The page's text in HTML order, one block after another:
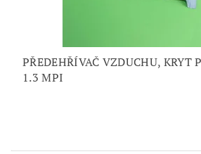
PŘEDEHŘÍVAČ VZDUCHU, KRYT
1.3 MPI